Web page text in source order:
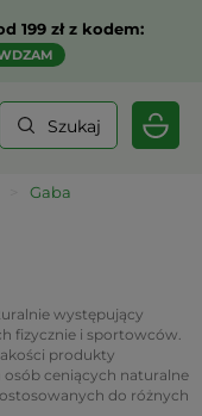
199 zł z kodem:
Szukaj
Gaba
występujący
fizycznie i sportowców.
produkty
osób ceniących naturalne
do różnych